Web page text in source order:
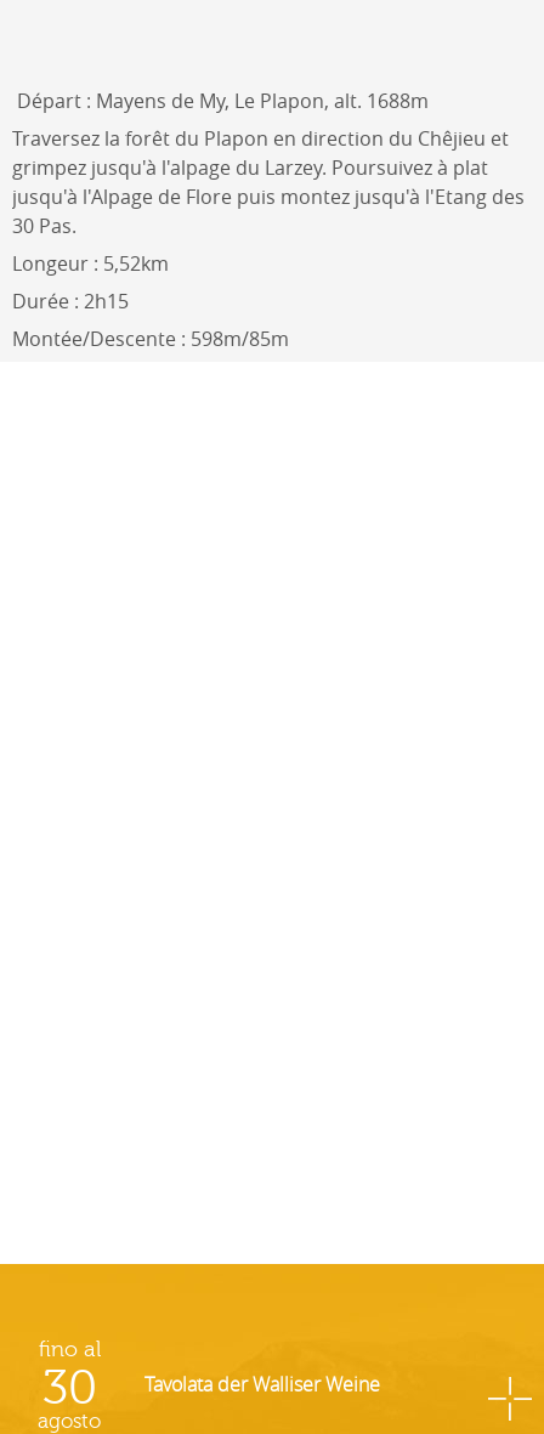
Départ : Mayens de My, Le Plapon, alt. 1688m
Traversez la forêt du Plapon en direction du Chêjieu et
grimpez jusqu'à l'alpage du Larzey. Poursuivez à plat
jusqu'à l'Alpage de Flore puis montez jusqu'à l'Etang des
30 Pas.
Longeur : 5,52km
Durée : 2h15
Montée/Descente : 598m/85m
fino al
30
agosto
Tavolata der Walliser Weine